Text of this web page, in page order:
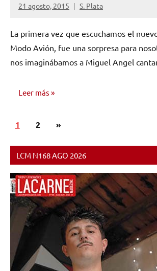
21 agosto, 2015 S. Plata
No
comentarios
La primera vez que escuchamos el
Modo Avión, fue una sorpresa para
nos imaginábamos a Miguel Angel
Leer más
ENTREVISTAS
Paginación
entradas
1 2
Siguientes
»
LCM N168 AGO 2026